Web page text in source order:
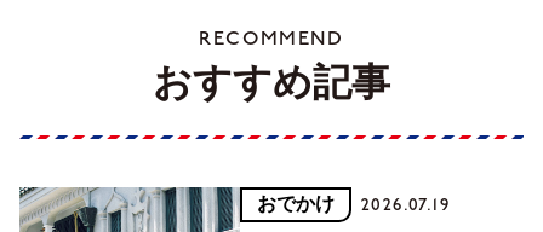
RECOMMEND
おすすめ記事
おでかけ 2026.07.19